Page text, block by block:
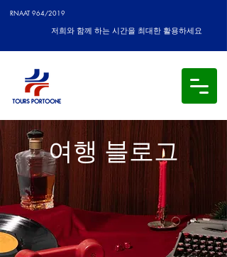
RNAAT 964/2019
저희와 함께 하는 시간을 최대한 활용하세요
여행 블로그